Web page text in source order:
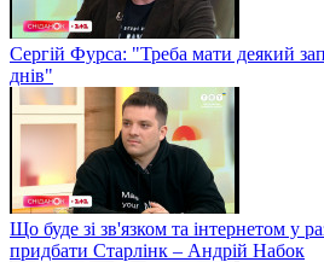
Сергій Фурса: "Треба мати деякий
днів"
Що буде зі зв'язком та інтернетом у
придбати Старлінк – Андрій Набок